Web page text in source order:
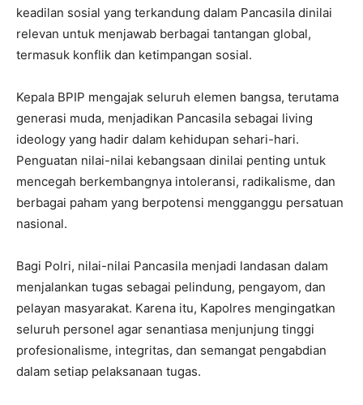
keadilan sosial yang terkandung dalam Pancasila dinilai
relevan untuk menjawab berbagai tantangan global,
termasuk konflik dan ketimpangan sosial.
Kepala BPIP mengajak seluruh elemen bangsa, terutama
generasi muda, menjadikan Pancasila sebagai living
ideology yang hadir dalam kehidupan sehari-hari.
Penguatan nilai-nilai kebangsaan dinilai penting untuk
mencegah berkembangnya intoleransi, radikalisme, dan
berbagai paham yang berpotensi mengganggu persatuan
nasional.
Bagi Polri, nilai-nilai Pancasila menjadi landasan dalam
menjalankan tugas sebagai pelindung, pengayom, dan
pelayan masyarakat. Karena itu, Kapolres mengingatkan
seluruh personel agar senantiasa menjunjung tinggi
profesionalisme, integritas, dan semangat pengabdian
dalam setiap pelaksanaan tugas.